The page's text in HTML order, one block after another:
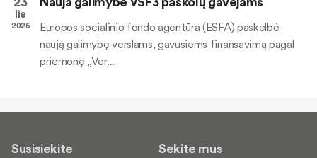
lie
2026
Europos socialinio fondo agentūra (ESFA) paskelbė
naują galimybę verslams, gavusiems finansavimą pagal
priemonę „Ver...
Susisiekite Sekite mus